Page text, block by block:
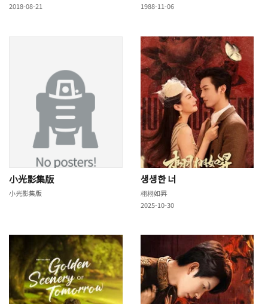
2018-08-21
1988-11-06
小光影集版
小光影集版
생생한 너
栩栩如昇
2025-10-30